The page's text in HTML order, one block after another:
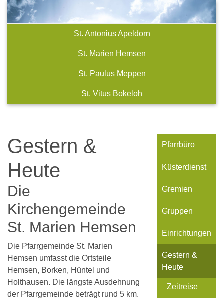
St. Antonius Apeldorn
St. Marien Hemsen
St. Paulus Meppen
St. Vitus Bokeloh
Gestern &
Heute
Die
Kirchengemeinde
St. Marien Hemsen
Die Pfarrgemeinde St. Marien
Hemsen umfasst die Ortsteile
Hemsen, Borken, Hüntel und
Holthausen. Die längste Ausdehnung
der Pfarrgemeinde beträgt rund 5 km.
Pfarrbüro
Küsterdienst
Gremien
Gruppen
Einrichtungen
Gestern &
Heute
Zeitreise